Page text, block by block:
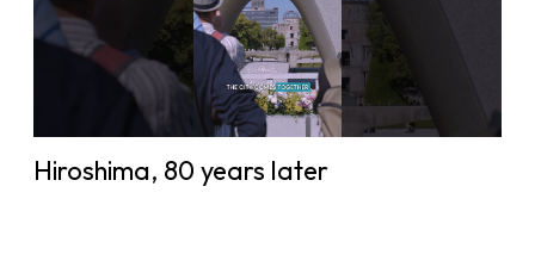
Hiroshima, 80 years later